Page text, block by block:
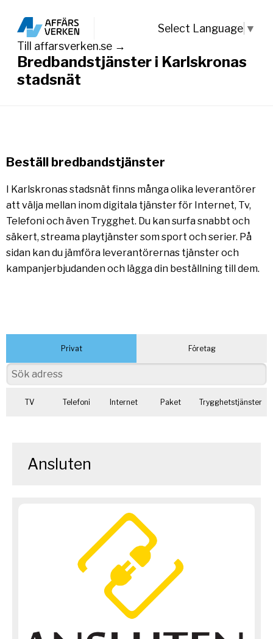
Bredbandstjänster i Karlskronas
stadsnät
Select Language ▼
Till affarsverken.se →
Beställ bredbandstjänster
I Karlskronas stadsnät finns många olika leverantörer
att välja mellan inom digitala tjänster för Internet, Tv,
Telefoni och även Trygghet. Du kan surfa snabbt och
säkert, streama playtjänster som sport och serier. På
sidan kan du jämföra leverantörernas tjänster och
kampanjerbjudanden och lägga din beställning till dem.
Privat Företag
TV Telefoni Internet Paket Trygghetstjänster
Ansluten